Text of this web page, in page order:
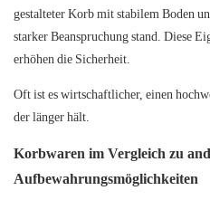
gestalteter Korb mit stabilem Boden
starker Beanspruchung stand. Diese
erhöhen die Sicherheit.
Oft ist es wirtschaftlicher, einen
der länger hält.
Korbwaren im Vergleich zu
Aufbewahrungsmöglichkeiten